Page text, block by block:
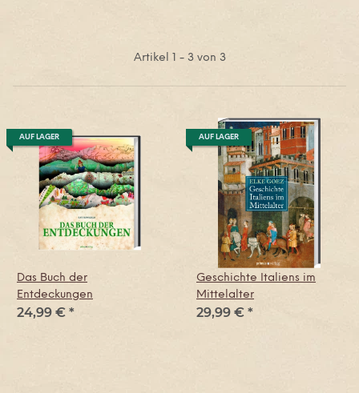
Artikel 1 - 3 von 3
AUF LAGER
Das Buch der
Entdeckungen
24,99 € *
AUF LAGER
Geschichte Italiens im
Mittelalter
29,99 € *